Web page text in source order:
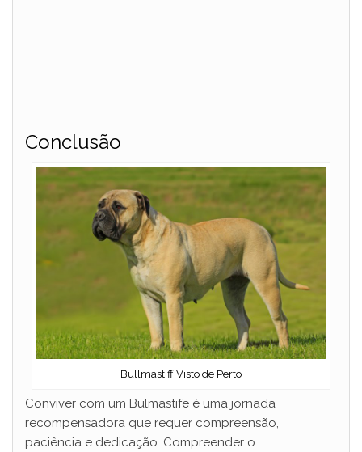
Conclusão
Bullmastiff Visto de Perto
Conviver com um Bulmastife é uma jornada
recompensadora que requer compreensão,
paciência e dedicação. Compreender o